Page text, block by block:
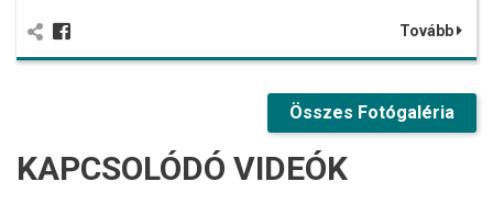
Tovább
Összes Fotógaléria
KAPCSOLÓDÓ VIDEÓK